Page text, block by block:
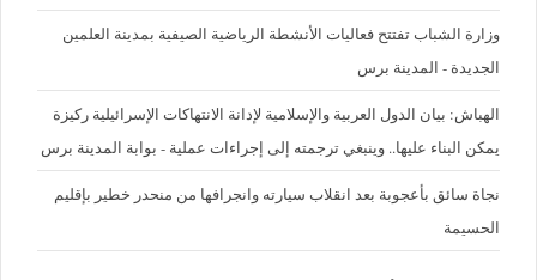
وزارة الشباب تفتتح فعاليات الأنشطة الرياضية الصيفية بمدينة العلمين
الجديدة - المدينة برس
الهباش: بيان الدول العربية والإسلامية لإدانة الانتهاكات الإسرائيلية ركيزة
يمكن البناء عليها.. وينبغي ترجمته إلى إجراءات عملية - بوابة المدينة برس
نجاة سائق بأعجوبة بعد انقلاب سيارته وانجرافها من منحدر خطير بإقليم
الحسيمة